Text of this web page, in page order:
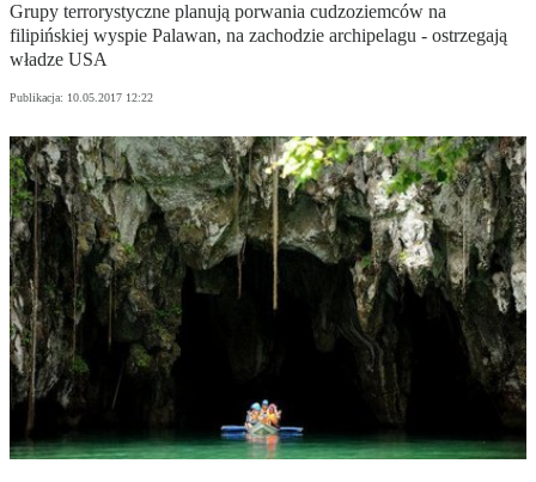
Grupy terrorystyczne planują porwania cudzoziemców na
filipińskiej wyspie Palawan, na zachodzie archipelagu - ostrzegają
władze USA
Publikacja: 10.05.2017 12:22